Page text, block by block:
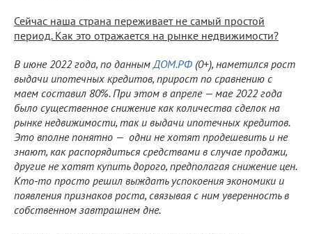
Сейчас наша страна переживает не самый простой
период. Как это отражается на рынке недвижимости?
В июне 2022 года, по данным ДОМ.РФ (0+), наметился рост
выдачи ипотечных кредитов, прирост по сравнению с
маем составил 80%. При этом в апреле — мае 2022 года
было существенное снижение как количества сделок на
рынке недвижимости, так и выдачи ипотечных кредитов.
Это вполне понятно — одни не хотят продешевить и не
знают, как распорядиться средствами в случае продажи,
другие не хотят купить дорого, предполагая снижение цен.
Кто-то просто решил выждать успокоения экономики и
появления признаков роста, связывая с ним уверенность в
собственном завтрашнем дне.